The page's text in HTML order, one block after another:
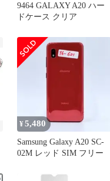
9464 GALAXY A20 ハー
ドケース クリア
¥5,480
Samsung Galaxy A20 SC-
02M レッド SIM フリー